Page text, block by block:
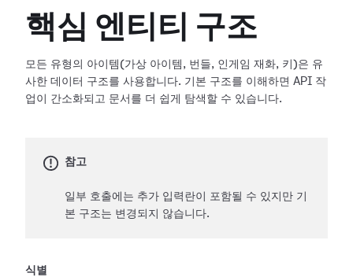
핵심 엔티티 구조
모든 유형의 아이템(가상 아이템, 번들, 인게임 재화, 키)은 유
사한 데이터 구조를 사용합니다. 기본 구조를 이해하면 API 작
업이 간소화되고 문서를 더 쉽게 탐색할 수 있습니다.
참고
일부 호출에는 추가 입력란이 포함될 수 있지만 기
본 구조는 변경되지 않습니다.
식별